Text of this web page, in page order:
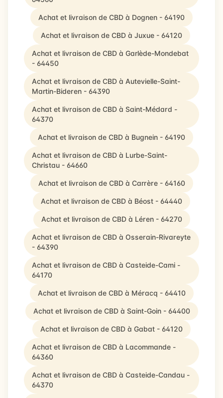
Achat et livraison de CBD à Dognen - 64190
Achat et livraison de CBD à Juxue - 64120
Achat et livraison de CBD à Garlède-Mondebat
- 64450
Achat et livraison de CBD à Autevielle-Saint-
Martin-Bideren - 64390
Achat et livraison de CBD à Saint-Médard -
64370
Achat et livraison de CBD à Bugnein - 64190
Achat et livraison de CBD à Lurbe-Saint-
Christau - 64660
Achat et livraison de CBD à Carrère - 64160
Achat et livraison de CBD à Béost - 64440
Achat et livraison de CBD à Léren - 64270
Achat et livraison de CBD à Osserain-Rivareyte
- 64390
Achat et livraison de CBD à Casteide-Cami -
64170
Achat et livraison de CBD à Méracq - 64410
Achat et livraison de CBD à Saint-Goin - 64400
Achat et livraison de CBD à Gabat - 64120
Achat et livraison de CBD à Lacommande -
64360
Achat et livraison de CBD à Casteide-Candau -
64370